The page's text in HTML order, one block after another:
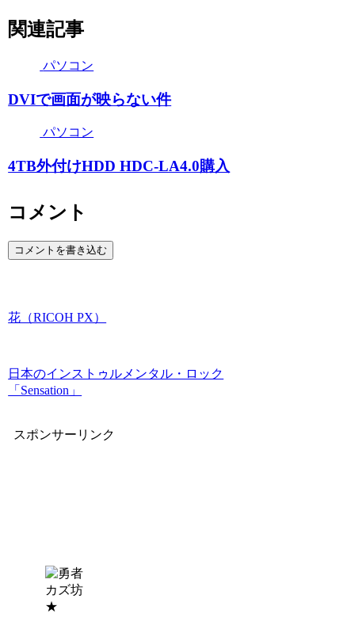
関連記事
パソコン
DVIで画面が映らない件
パソコン
4TB外付けHDD HDC-LA4.0購入
コメント
コメントを書き込む
花（RICOH PX）
日本のインストゥルメンタル・ロック
「Sensation」
スポンサーリンク